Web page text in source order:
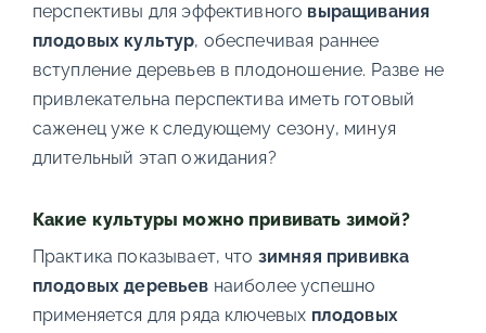
перспективы для эффективного выращивания
плодовых культур, обеспечивая раннее
вступление деревьев в плодоношение. Разве не
привлекательна перспектива иметь готовый
саженец уже к следующему сезону, минуя
длительный этап ожидания?
Какие культуры можно прививать зимой?
Практика показывает, что зимняя прививка
плодовых деревьев наиболее успешно
применяется для ряда ключевых плодовых